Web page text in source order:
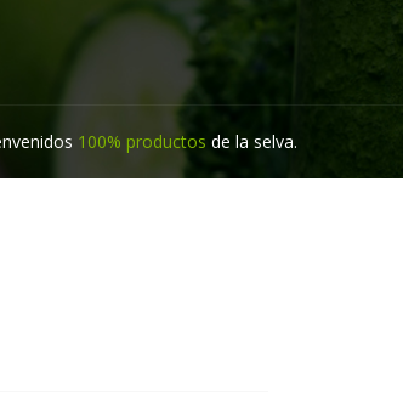
100% productos de la selva.